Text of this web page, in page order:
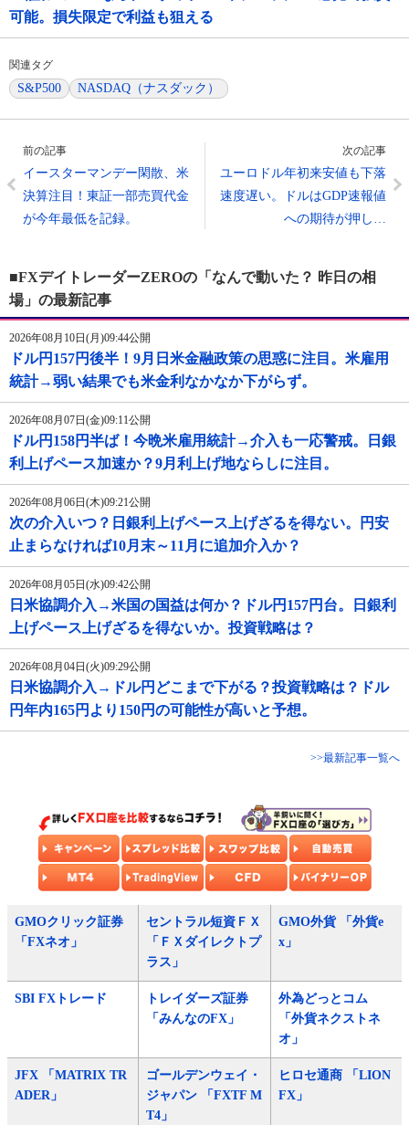
可能。損失限定で利益も狙える
関連タグ
S&P500 NASDAQ（ナスダック）
前の記事
イースターマンデー閑散、米
決算注目！東証一部売買代金
が今年最低を記録。
次の記事
ユーロドル年初来安値も下落
速度遅い。ドルはGDP速報値
への期待が押し…
■FXデイトレーダーZEROの「なんで動いた？ 昨日の相
場」の最新記事
2026年08月10日(月)09:44公開
ドル円157円後半！9月日米金融政策の思惑に注目。米雇用
統計→弱い結果でも米金利なかなか下がらず。
2026年08月07日(金)09:11公開
ドル円158円半ば！今晩米雇用統計→介入も一応警戒。日銀
利上げペース加速か？9月利上げ地ならしに注目。
2026年08月06日(木)09:21公開
次の介入いつ？日銀利上げペース上げざるを得ない。円安
止まらなければ10月末～11月に追加介入か？
2026年08月05日(水)09:42公開
日米協調介入→米国の国益は何か？ドル円157円台。日銀利
上げペース上げざるを得ないか。投資戦略は？
2026年08月04日(火)09:29公開
日米協調介入→ドル円どこまで下がる？投資戦略は？ドル
円年内165円より150円の可能性が高いと予想。
>>最新記事一覧へ
GMOクリック証券
「FXネオ」
セントラル短資ＦＸ
「ＦＸダイレクトプ
ラス」
GMO外貨 「外貨e
x」
SBI FXトレード
トレイダーズ証券
「みんなのFX」
外為どっとコム
「外貨ネクストネ
オ」
JFX 「MATRIX TR
ADER」
ゴールデンウェイ・
ジャパン 「FXTF M
T4」
ヒロセ通商 「LION
FX」